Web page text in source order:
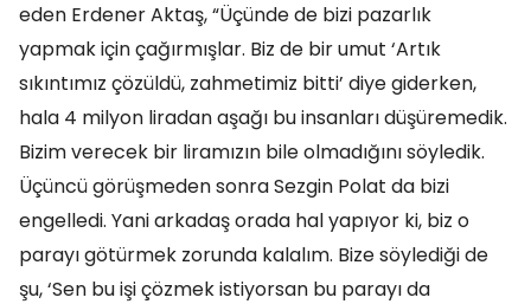
eden Erdener Aktaş, “Üçünde de bizi pazarlık
yapmak için çağırmışlar. Biz de bir umut ‘Artık
sıkıntımız çözüldü, zahmetimiz bitti’ diye giderken,
hala 4 milyon liradan aşağı bu insanları düşüremedik.
Bizim verecek bir liramızın bile olmadığını söyledik.
Üçüncü görüşmeden sonra Sezgin Polat da bizi
engelledi. Yani arkadaş orada hal yapıyor ki, biz o
parayı götürmek zorunda kalalım. Bize söylediği de
şu, ‘Sen bu işi çözmek istiyorsan bu parayı da